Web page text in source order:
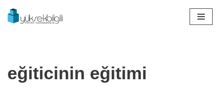
İçeriğe
eğiticinin eğitimi